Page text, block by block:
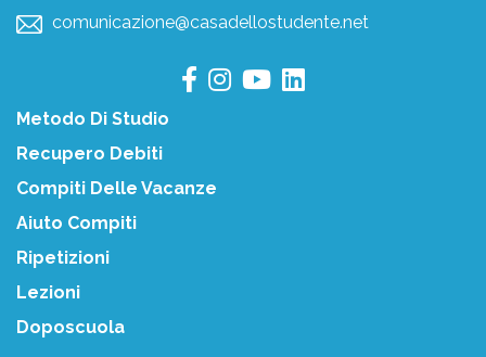
comunicazione@casadellostudente.net
Metodo Di Studio
Recupero Debiti
Compiti Delle Vacanze
Aiuto Compiti
Ripetizioni
Lezioni
Doposcuola